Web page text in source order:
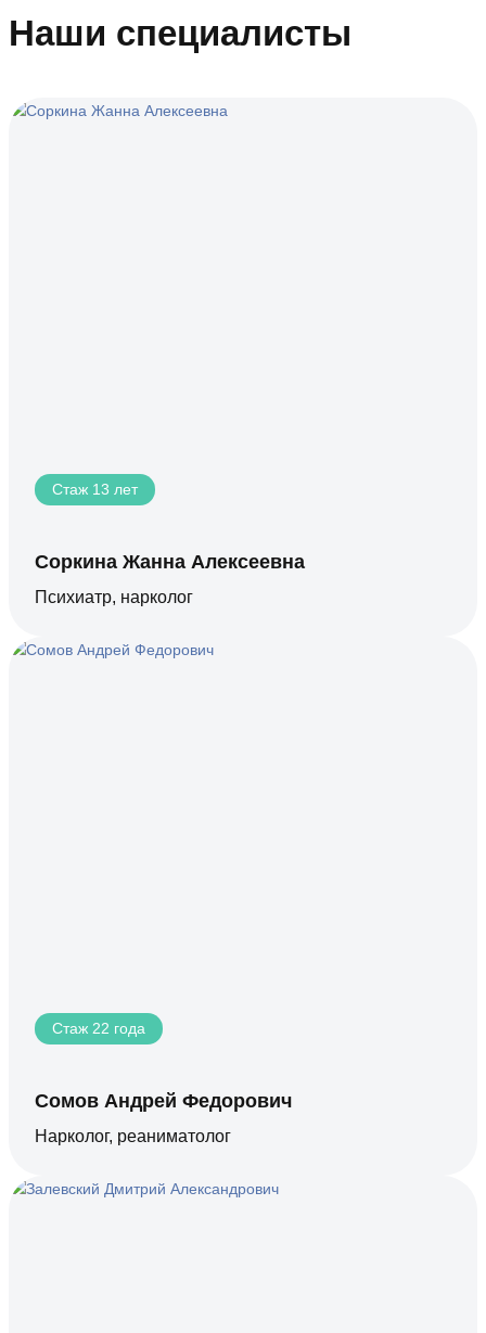
Наши специалисты
Стаж 13 лет
Соркина Жанна Алексеевна
Психиатр, нарколог
Стаж 22 года
Сомов Андрей Федорович
Нарколог, реаниматолог